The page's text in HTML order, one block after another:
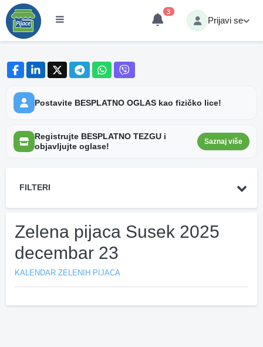
3
Prijavi se
Postavite BESPLATNO OGLAS kao fizičko lice!
Registrujte BESPLATNO TEZGU i
objavljujte oglase!
Saznaj više
FILTERI
Zelena pijaca Susek 2025
decembar 23
KALENDAR ZELENIH PIJACA